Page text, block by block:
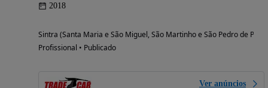
2018
Sintra (Santa Maria e São Miguel, São Martinho e São Pedro de
Profissional • Publicado
Ver anúncios